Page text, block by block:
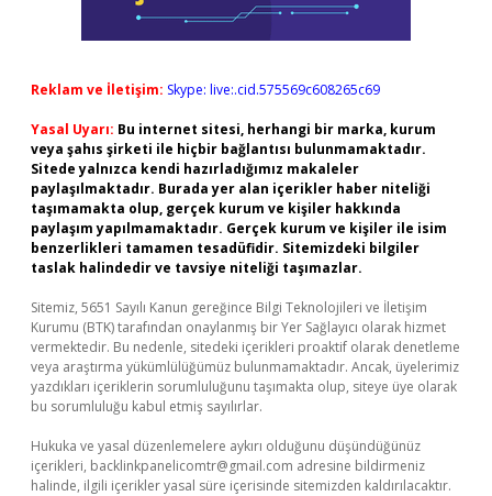
Reklam ve İletişim: Skype: live:.cid.575569c608265c69
Yasal Uyarı: Bu internet sitesi, herhangi bir marka, kurum
veya şahıs şirketi ile hiçbir bağlantısı bulunmamaktadır.
Sitede yalnızca kendi hazırladığımız makaleler
paylaşılmaktadır. Burada yer alan içerikler haber niteliği
taşımamakta olup, gerçek kurum ve kişiler hakkında
paylaşım yapılmamaktadır. Gerçek kurum ve kişiler ile isim
benzerlikleri tamamen tesadüfidir. Sitemizdeki bilgiler
taslak halindedir ve tavsiye niteliği taşımazlar.
Sitemiz, 5651 Sayılı Kanun gereğince Bilgi Teknolojileri ve İletişim
Kurumu (BTK) tarafından onaylanmış bir Yer Sağlayıcı olarak hizmet
vermektedir. Bu nedenle, sitedeki içerikleri proaktif olarak denetleme
veya araştırma yükümlülüğümüz bulunmamaktadır. Ancak, üyelerimiz
yazdıkları içeriklerin sorumluluğunu taşımakta olup, siteye üye olarak
bu sorumluluğu kabul etmiş sayılırlar.
Hukuka ve yasal düzenlemelere aykırı olduğunu düşündüğünüz
içerikleri, backlinkpanelicomtr@gmail.com adresine bildirmeniz
halinde, ilgili içerikler yasal süre içerisinde sitemizden kaldırılacaktır.